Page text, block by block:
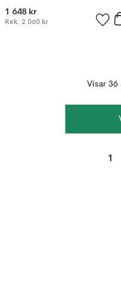
1 648 kr
Rek. 2 060 kr
Visar 36
1